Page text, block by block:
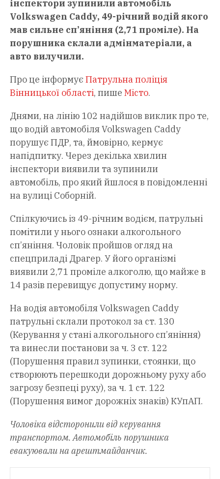
інспектори зупинили автомобіль
Volkswagen Caddy, 49-річний водій якого
мав сильне сп’яніння (2,71 проміле). На
порушника склали адмінматеріали, а
авто вилучили.
Про це інформує Патрульна поліція
Вінницької області, пише Місто.
Днями, на лінію 102 надійшов виклик про те,
що водій автомобіля Volkswagen Caddy
порушує ПДР, та, ймовірно, кермує
напідпитку. Через декілька хвилин
інспектори виявили та зупинили
автомобіль, про який йшлося в повідомленні
на вулиці Соборній.
Спілкуючись із 49-річним водієм, патрульні
помітили у нього ознаки алкогольного
сп’яніння. Чоловік пройшов огляд на
спецприладі Драгер. У його організмі
виявили 2,71 проміле алкоголю, що майже в
14 разів перевищує допустиму норму.
На водія автомобіля Volkswagen Caddy
патрульні склали протокол за ст. 130
(Керування у стані алкогольного сп’яніння)
та винесли постанови за ч. 3 ст. 122
(Порушення правил зупинки, стоянки, що
створюють перешкоди дорожньому руху або
загрозу безпеці руху), за ч. 1 ст. 122
(Порушення вимог дорожніх знаків) КУпАП.
Чоловіка відсторонили від керування
транспортом. Автомобіль порушника
евакуювали на арештмайданчик.